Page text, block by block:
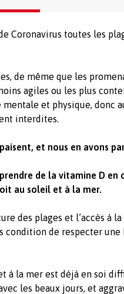
Coronavirus toutes les
de même que les
agiles ou les plus
et physique, donc
interdites.
et nous en avons
de la vitamine D en
au soleil et à la mer.
des plages et l’accès à
condition de respecter une
à la mer est déjà en soi
les beaux jours, et